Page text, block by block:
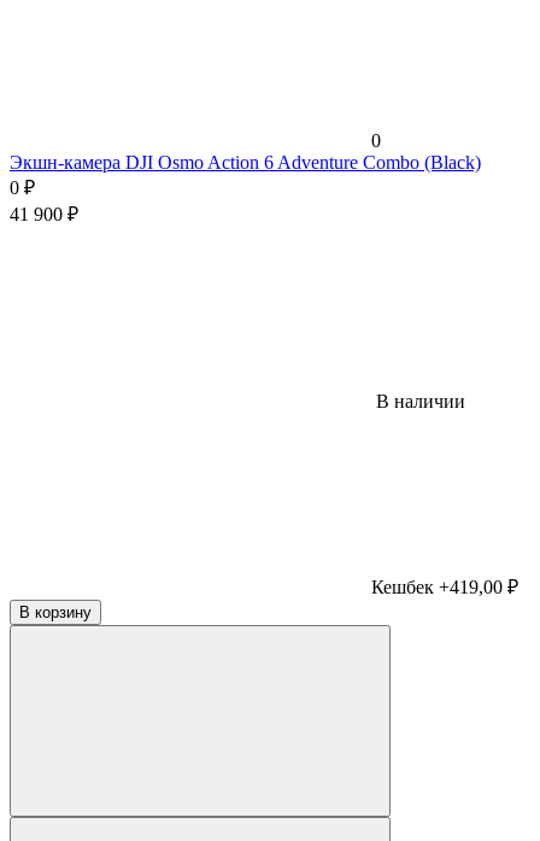
0
Экшн-камера DJI Osmo Action 6 Adventure Combo (Black)
0 ₽
41 900 ₽
В наличии
Кешбек +419,00 ₽
В корзину